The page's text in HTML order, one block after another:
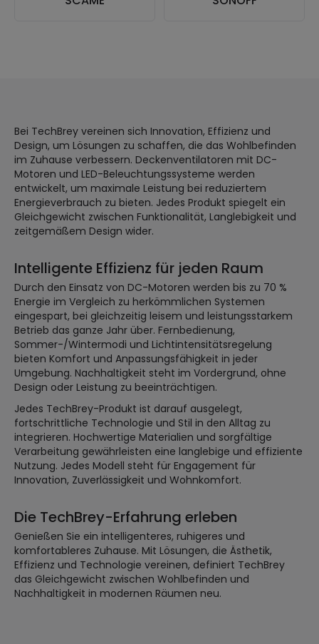
Bei TechBrey vereinen sich Innovation, Effizienz und
Design, um Lösungen zu schaffen, die das Wohlbefinden
im Zuhause verbessern. Deckenventilatoren mit DC-
Motoren und LED-Beleuchtungssysteme werden
entwickelt, um maximale Leistung bei reduziertem
Energieverbrauch zu bieten. Jedes Produkt spiegelt ein
Gleichgewicht zwischen Funktionalität, Langlebigkeit und
zeitgemäßem Design wider.
Intelligente Effizienz für jeden Raum
Durch den Einsatz von DC-Motoren werden bis zu 70 %
Energie im Vergleich zu herkömmlichen Systemen
eingespart, bei gleichzeitig leisem und leistungsstarkem
Betrieb das ganze Jahr über. Fernbedienung,
Sommer-/Wintermodi und Lichtintensitätsregelung
bieten Komfort und Anpassungsfähigkeit in jeder
Umgebung. Nachhaltigkeit steht im Vordergrund, ohne
Design oder Leistung zu beeinträchtigen.
Jedes TechBrey-Produkt ist darauf ausgelegt,
fortschrittliche Technologie und Stil in den Alltag zu
integrieren. Hochwertige Materialien und sorgfältige
Verarbeitung gewährleisten eine langlebige und effiziente
Nutzung. Jedes Modell steht für Engagement für
Innovation, Zuverlässigkeit und Wohnkomfort.
Die TechBrey-Erfahrung erleben
Genießen Sie ein intelligenteres, ruhigeres und
komfortableres Zuhause. Mit Lösungen, die Ästhetik,
Effizienz und Technologie vereinen, definiert TechBrey
das Gleichgewicht zwischen Wohlbefinden und
Nachhaltigkeit in modernen Räumen neu.